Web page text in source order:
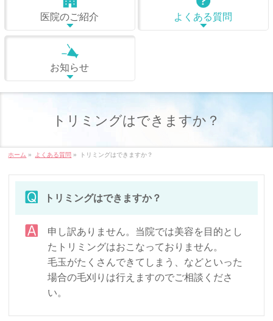
医院のご紹介 よくある質問
お知らせ
トリミングはできますか？
ホーム » よくある質問 » トリミングはできますか？
トリミングはできますか？
申し訳ありません。当院では美容を目的とし
たトリミングはおこなっておりません。
毛玉がたくさんできてしまう、などといった
場合の毛刈りは行えますのでご相談くださ
い。